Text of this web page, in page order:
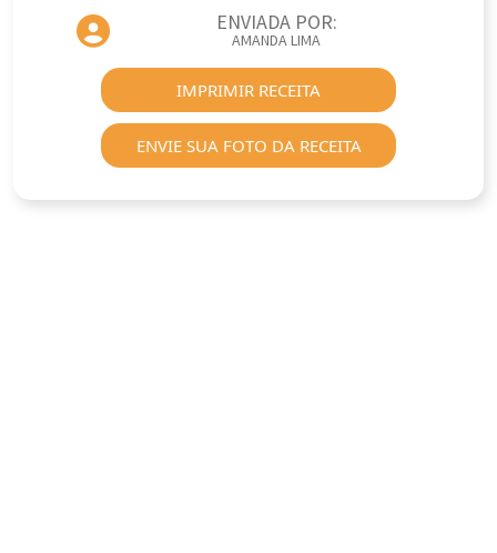
ENVIADA POR:
AMANDA LIMA
IMPRIMIR RECEITA
ENVIE SUA FOTO DA RECEITA